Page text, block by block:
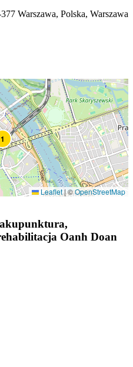
Warszawa, Polska, Warszawa
1
Leaflet |©OpenStreetMap
Oanh Doan